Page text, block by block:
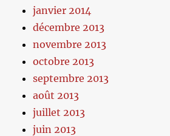
janvier 2014
décembre 2013
novembre 2013
octobre 2013
septembre 2013
août 2013
juillet 2013
juin 2013